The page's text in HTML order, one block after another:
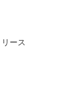
ース